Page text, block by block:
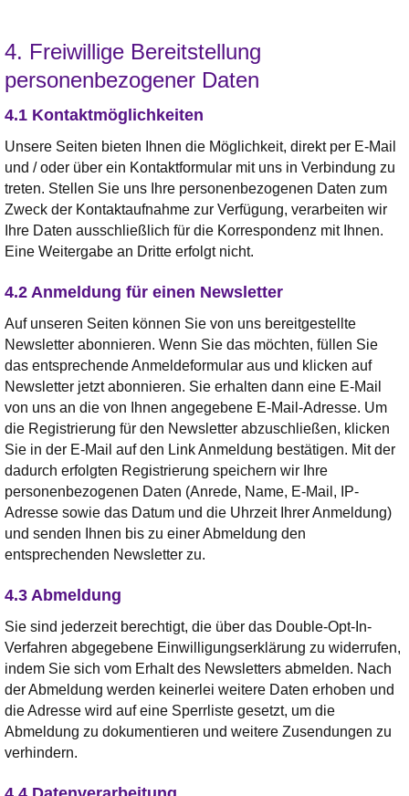
4. Freiwillige Bereitstellung
personenbezogener Daten
4.1 Kontaktmöglichkeiten
Unsere Seiten bieten Ihnen die Möglichkeit, direkt per E-Mail
und / oder über ein Kontaktformular mit uns in Verbindung zu
treten. Stellen Sie uns Ihre personenbezogenen Daten zum
Zweck der Kontaktaufnahme zur Verfügung, verarbeiten wir
Ihre Daten ausschließlich für die Korrespondenz mit Ihnen.
Eine Weitergabe an Dritte erfolgt nicht.
4.2 Anmeldung für einen Newsletter
Auf unseren Seiten können Sie von uns bereitgestellte
Newsletter abonnieren. Wenn Sie das möchten, füllen Sie
das entsprechende Anmeldeformular aus und klicken auf
Newsletter jetzt abonnieren. Sie erhalten dann eine E-Mail
von uns an die von Ihnen angegebene E-Mail-Adresse. Um
die Registrierung für den Newsletter abzuschließen, klicken
Sie in der E-Mail auf den Link Anmeldung bestätigen. Mit der
dadurch erfolgten Registrierung speichern wir Ihre
personenbezogenen Daten (Anrede, Name, E-Mail, IP-
Adresse sowie das Datum und die Uhrzeit Ihrer Anmeldung)
und senden Ihnen bis zu einer Abmeldung den
entsprechenden Newsletter zu.
4.3 Abmeldung
Sie sind jederzeit berechtigt, die über das Double-Opt-In-
Verfahren abgegebene Einwilligungserklärung zu widerrufen,
indem Sie sich vom Erhalt des Newsletters abmelden. Nach
der Abmeldung werden keinerlei weitere Daten erhoben und
die Adresse wird auf eine Sperrliste gesetzt, um die
Abmeldung zu dokumentieren und weitere Zusendungen zu
verhindern.